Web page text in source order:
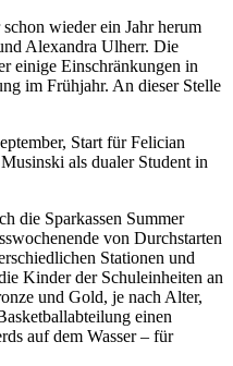
wieder ein Jahr herum
Alexandra Ulherr. Die
einige Einschränkungen in
im Frühjahr. An dieser Stelle
Start für Felician
als dualer Student in
die Sparkassen Summer
von Durchstarten
Stationen und
Kinder der Schuleinheiten an
und Gold, je nach Alter,
einen
auf dem Wasser – für